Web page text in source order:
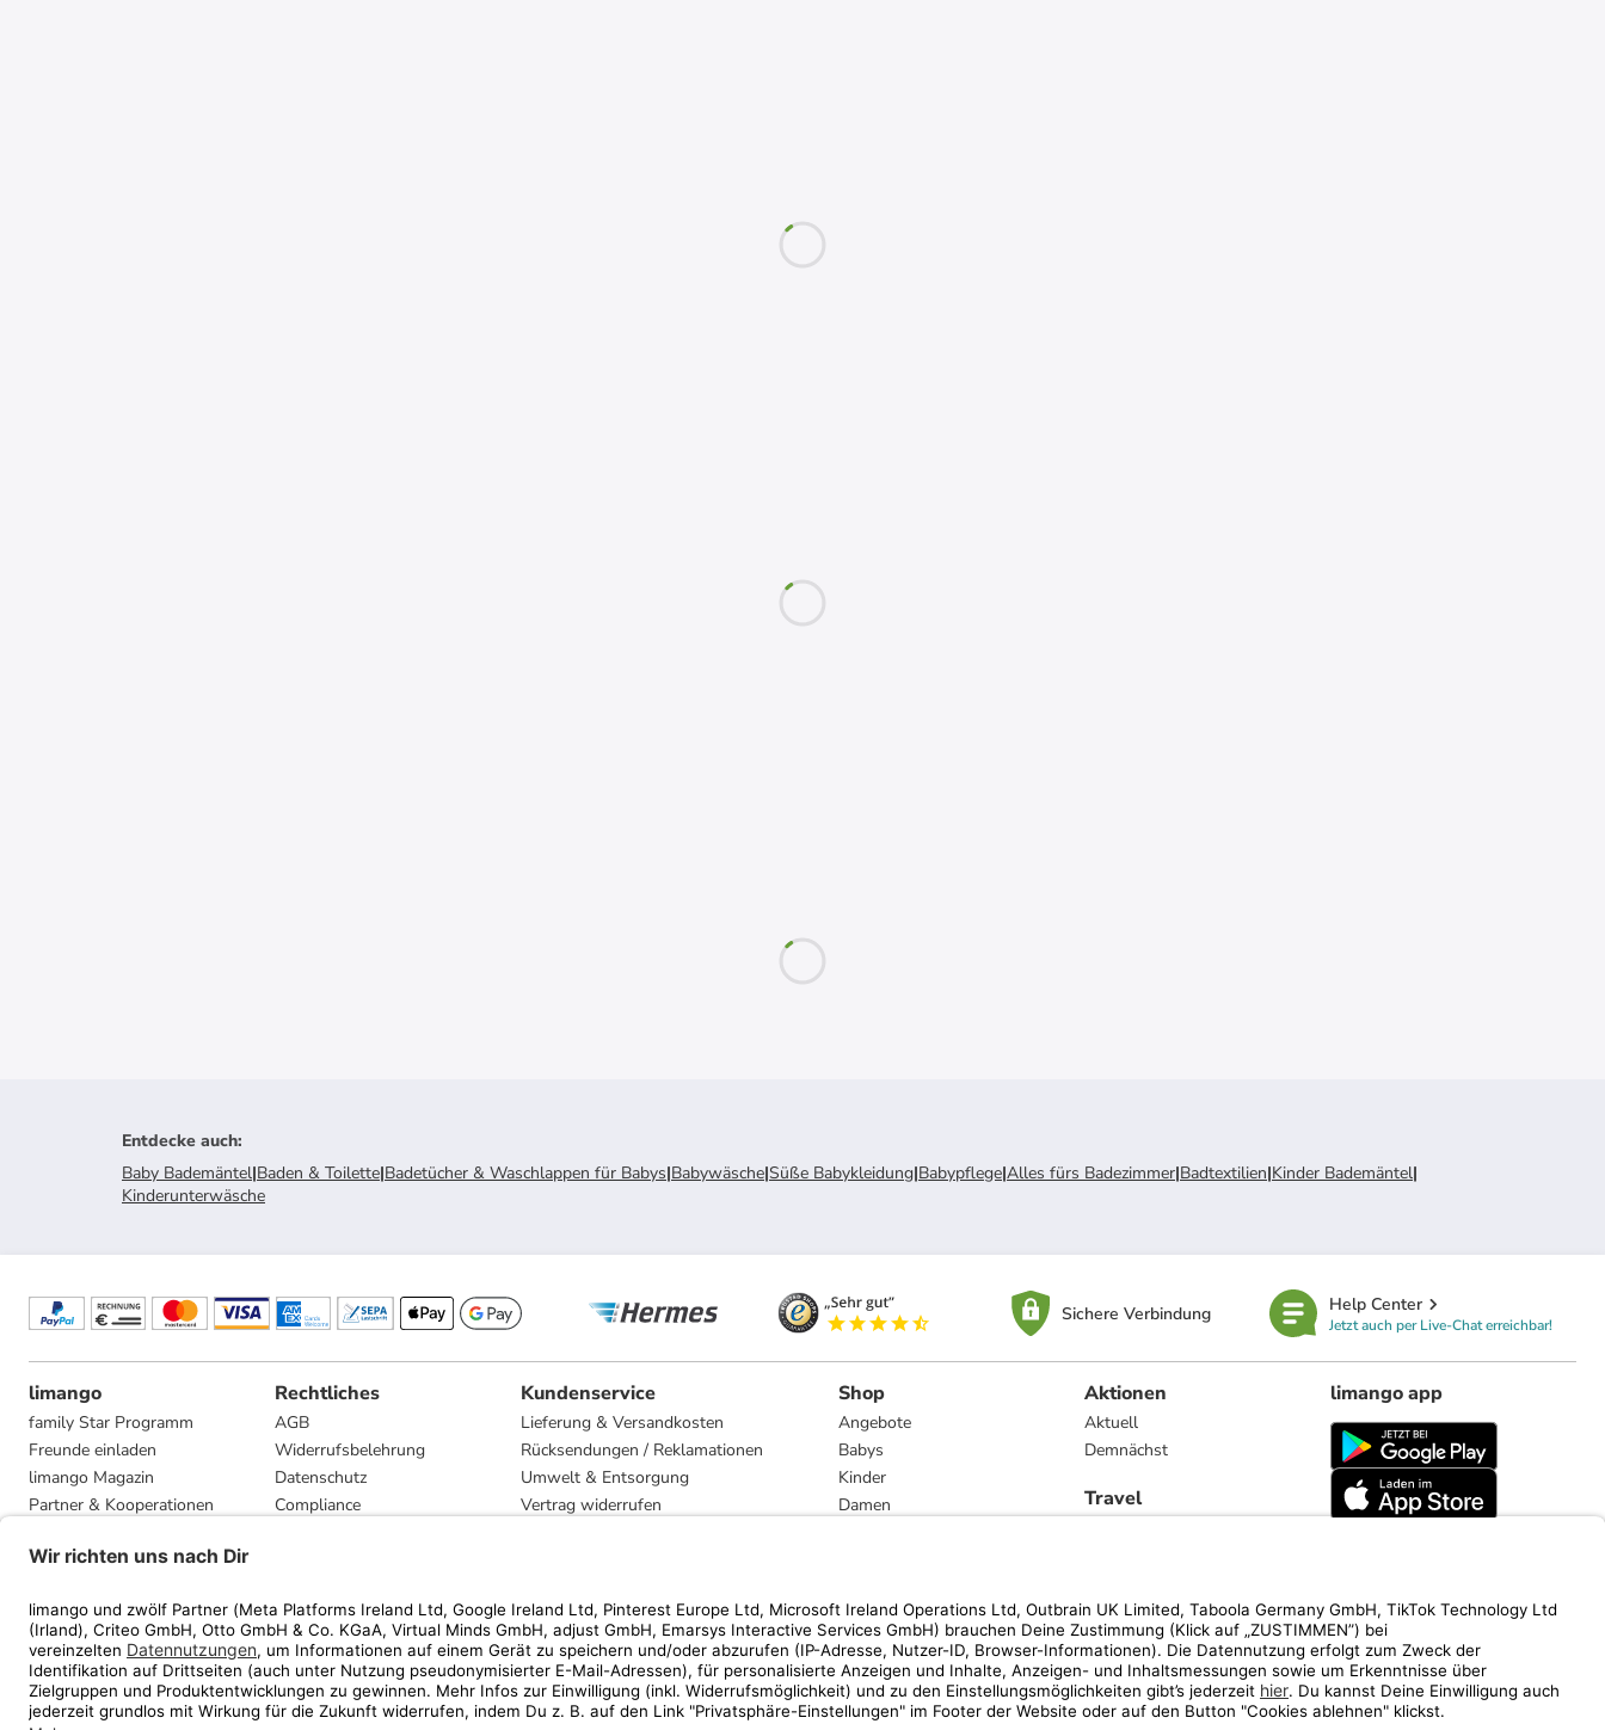
Entdecke auch:
Baby Bademäntel|Baden & Toilette|Badetücher & Waschlappen für Babys|Babywäsche|Süße Babykleidung|Babypflege|Alles fürs Badezimmer|Badtextilien|Kinder Bademäntel|
Kinderunterwäsche
Sichere Verbindung Help Center
Jetzt auch per Live-Chat erreichbar!
limango
family Star Programm
Freunde einladen
limango Magazin
Partner & Kooperationen
Presse
Rechtliches
AGB
Widerrufsbelehrung
Datenschutz
Compliance
Kundenservice
Lieferung & Versandkosten
Rücksendungen / Reklamationen
Umwelt & Entsorgung
Vertrag widerrufen
Shop
Angebote
Babys
Kinder
Damen
Marken
Aktionen
Aktuell
Demnächst
Travel
limango app
limango.nl limango.pl